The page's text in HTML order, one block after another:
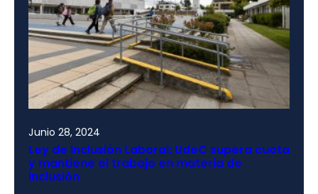
Junio 28, 2024
Ley de Inclusión Laboral: UdeC supera cuota
y mantiene el trabajo en materia de
inclusión